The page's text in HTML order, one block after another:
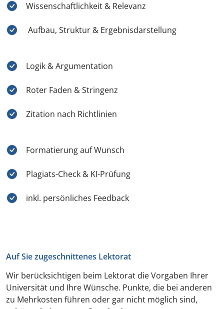
Wissenschaftlichkeit & Relevanz
Aufbau, Struktur & Ergebnisdarstellung
Logik & Argumentation
Roter Faden & Stringenz
Zitation nach Richtlinien
Formatierung auf Wunsch
Plagiats-Check & KI-Prüfung
inkl. persönliches Feedback
Auf Sie zugeschnittenes Lektorat
Wir berücksichtigen beim Lektorat die Vorgaben Ihrer
Universität und Ihre Wünsche. Punkte, die bei anderen
zu Mehrkosten führen oder gar nicht möglich sind,